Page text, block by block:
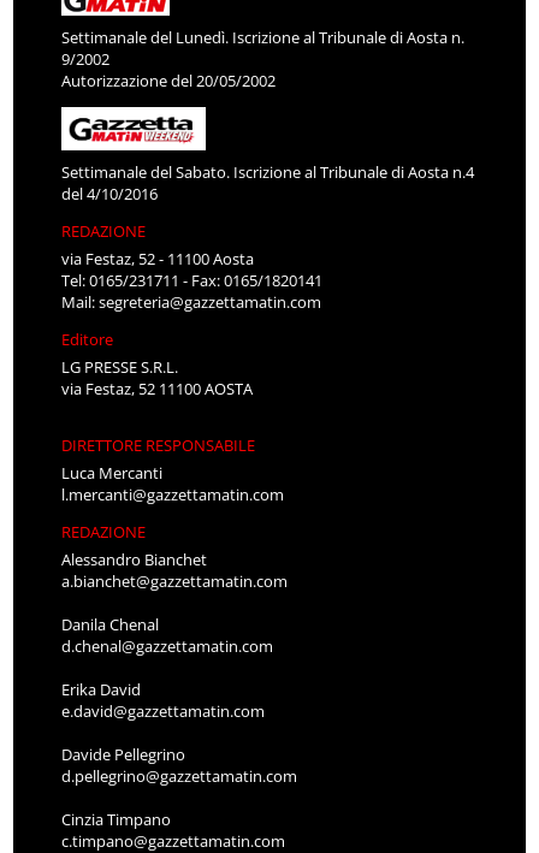
Settimanale del Lunedì. Iscrizione al Tribunale di Aosta n.
9/2002
Autorizzazione del 20/05/2002
Settimanale del Sabato. Iscrizione al Tribunale di Aosta n.4
del 4/10/2016
REDAZIONE
via Festaz, 52 - 11100 Aosta
Tel: 0165/231711 - Fax: 0165/1820141
Mail:segreteria@gazzettamatin.com
Editore
LG PRESSE S.R.L.
via Festaz, 52 11100 AOSTA
DIRETTORE RESPONSABILE
Luca Mercanti
l.mercanti@gazzettamatin.com
REDAZIONE
Alessandro Bianchet
a.bianchet@gazzettamatin.com
Danila Chenal
d.chenal@gazzettamatin.com
Erika David
e.david@gazzettamatin.com
Davide Pellegrino
d.pellegrino@gazzettamatin.com
Cinzia Timpano
c.timpano@gazzettamatin.com